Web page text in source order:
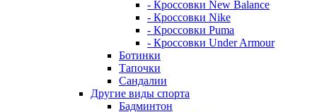
- Кроссовки New Balance
- Кроссовки Nike
- Кроссовки Puma
- Кроссовки Under Armour
Ботинки
Тапочки
Сандалии
Другие виды спорта
Бадминтон